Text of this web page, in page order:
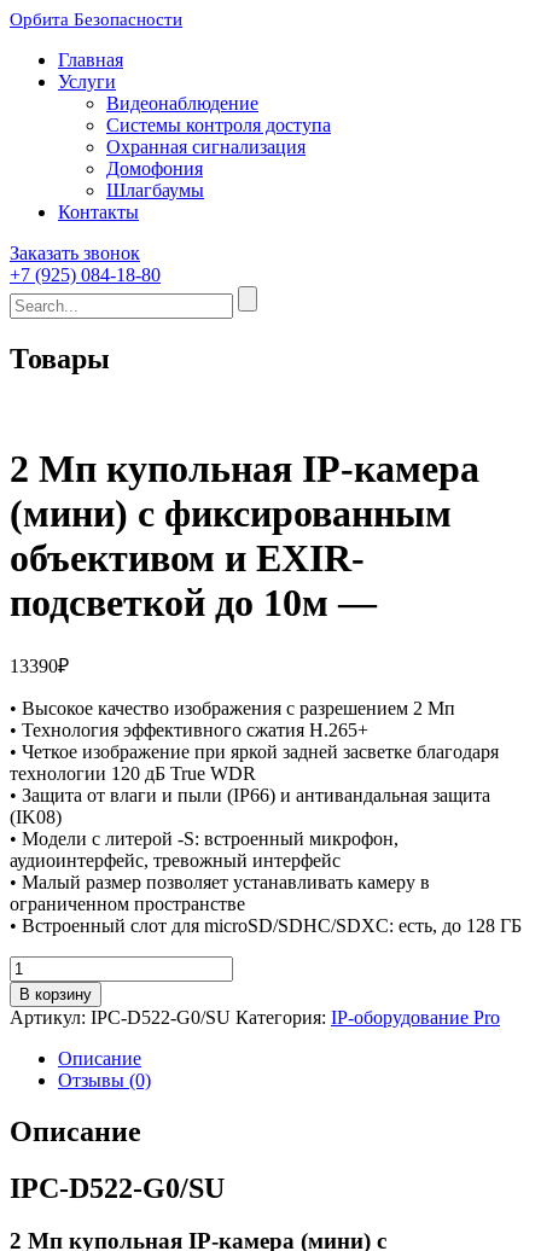
Орбита Безопасности
Главная
Услуги
Видеонаблюдение
Системы контроля доступа
Охранная сигнализация
Домофония
Шлагбаумы
Контакты
Заказать звонок
+7 (925) 084-18-80
Товары
2 Мп купольная IP-камера
(мини) с фиксированным
объективом и EXIR-
подсветкой до 10м —
13390₽
• Высокое качество изображения с разрешением 2 Мп
• Технология эффективного сжатия H.265+
• Четкое изображение при яркой задней засветке благодаря
технологии 120 дБ True WDR
• Защита от влаги и пыли (IP66) и антивандальная защита
(IK08)
• Модели с литерой -S: встроенный микрофон,
аудиоинтерфейс, тревожный интерфейс
• Малый размер позволяет устанавливать камеру в
ограниченном пространстве
• Встроенный слот для microSD/SDHC/SDXC: есть, до 128 ГБ
Количество
товара
2
Мп
купольная
камера
(мини)
с
объективом
и
В корзину
Артикул: IPC-D522-G0/SU Категория: IP-оборудование Pro
Описание
Отзывы (0)
Описание
IPC-D522-G0/SU
2 Мп купольная IP-камера (мини) с